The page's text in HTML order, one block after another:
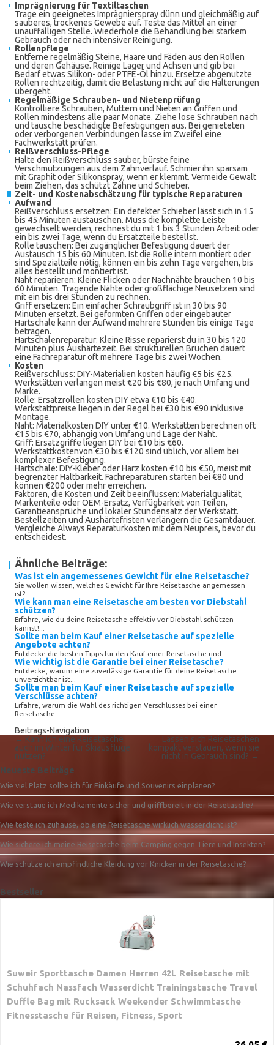
Imprägnierung für Textiltaschen
Trage ein geeignetes Imprägnierspray dünn und gleichmäßig auf
sauberes, trockenes Gewebe auf. Teste das Mittel an einer
unauffälligen Stelle. Wiederhole die Behandlung bei starkem
Gebrauch oder nach intensiver Reinigung.
Rollenpflege
Entferne regelmäßig Steine, Haare und Fäden aus den Rollen
und deren Gehäuse. Reinige Lager und Achsen und gib bei
Bedarf etwas Silikon- oder PTFE-Öl hinzu. Ersetze abgenutzte
Rollen rechtzeitig, damit die Belastung nicht auf die Halterungen
übergeht.
Regelmäßige Schrauben- und Nietenprüfung
Kontrolliere Schrauben, Muttern und Nieten an Griffen und
Rollen mindestens alle paar Monate. Ziehe lose Schrauben nach
und tausche beschädigte Befestigungen aus. Bei genieteten
oder verborgenen Verbindungen lasse im Zweifel eine
Fachwerkstatt prüfen.
Reißverschluss-Pflege
Halte den Reißverschluss sauber, bürste feine
Verschmutzungen aus dem Zahnverlauf. Schmier ihn sparsam
mit Graphit oder Silikonspray, wenn er klemmt. Vermeide Gewalt
beim Ziehen, das schützt Zähne und Schieber.
Zeit- und Kostenabschätzung für typische Reparaturen
Aufwand
Reißverschluss ersetzen: Ein defekter Schieber lässt sich in 15
bis 45 Minuten austauschen. Muss die komplette Leiste
gewechselt werden, rechnest du mit 1 bis 3 Stunden Arbeit oder
ein bis zwei Tage, wenn du Ersatzteile bestellst.
Rolle tauschen: Bei zugänglicher Befestigung dauert der
Austausch 15 bis 60 Minuten. Ist die Rolle intern montiert oder
sind Spezialteile nötig, können ein bis zehn Tage vergehen, bis
alles bestellt und montiert ist.
Naht reparieren: Kleine Flicken oder Nachnähte brauchen 10 bis
60 Minuten. Tragende Nähte oder großflächige Neusetzen sind
mit ein bis drei Stunden zu rechnen.
Griff ersetzen: Ein einfacher Schraubgriff ist in 30 bis 90
Minuten ersetzt. Bei geformten Griffen oder eingebauter
Hartschale kann der Aufwand mehrere Stunden bis einige Tage
betragen.
Hartschalenreparatur: Kleine Risse reparierst du in 30 bis 120
Minuten plus Aushärtezeit. Bei strukturellen Brüchen dauert
eine Fachreparatur oft mehrere Tage bis zwei Wochen.
Kosten
Reißverschluss: DIY-Materialien kosten häufig €5 bis €25.
Werkstätten verlangen meist €20 bis €80, je nach Umfang und
Marke.
Rolle: Ersatzrollen kosten DIY etwa €10 bis €40.
Werkstattpreise liegen in der Regel bei €30 bis €90 inklusive
Montage.
Naht: Materialkosten DIY unter €10. Werkstätten berechnen oft
€15 bis €70, abhängig von Umfang und Lage der Naht.
Griff: Ersatzgriffe liegen DIY bei €10 bis €60.
Werkstattkostenvon €30 bis €120 sind üblich, vor allem bei
komplexer Befestigung.
Hartschale: DIY-Kleber oder Harz kosten €10 bis €50, meist mit
begrenzter Haltbarkeit. Fachreparaturen starten bei €80 und
können €200 oder mehr erreichen.
Faktoren, die Kosten und Zeit beeinflussen: Materialqualität,
Markenteile oder OEM-Ersatz, Verfügbarkeit von Teilen,
Garantieansprüche und lokaler Stundensatz der Werkstatt.
Bestellzeiten und Aushärtefristen verlängern die Gesamtdauer.
Vergleiche Always Reparaturkosten mit dem Neupreis, bevor du
entscheidest.
Ähnliche Beiträge:
Was ist ein angemessenes Gewicht für eine Reisetasche?
Sie wollen wissen, welches Gewicht für Ihre Reisetasche angemessen
ist?...
Wie kann man eine Reisetasche am besten vor Diebstahl
schützen?
Erfahre, wie du deine Reisetasche effektiv vor Diebstahl schützen
kannst!...
Sollte man beim Kauf einer Reisetasche auf spezielle
Angebote achten?
Entdecke die besten Tipps für den Kauf einer Reisetasche und...
Wie wichtig ist die Garantie bei einer Reisetasche?
Entdecke, warum eine zuverlässige Garantie für deine Reisetasche
unverzichtbar ist...
Sollte man beim Kauf einer Reisetasche auf spezielle
Verschlüsse achten?
Erfahre, warum die Wahl des richtigen Verschlusses bei einer
Reisetasche...
Beitrags-Navigation
← Kann ich eine Reisetasche
auch im Winter für Skiausflüge
nutzen?
Lassen sich Reisetaschen
kompakt verstauen, wenn sie
nicht in Gebrauch sind? →
Neueste Beiträge
Wie viel Platz sollte ich für Einkäufe und Souvenirs einplanen?
Wie verstaue ich Medikamente sicher und griffbereit in der Reisetasche?
Wie teste ich zuhause, ob eine Reisetasche wirklich wasserdicht ist?
Wie sichere ich meine Reisetasche beim Camping gegen Tiere und Insekten?
Wie schütze ich empfindliche Kleidung vor Knicken in der Reisetasche?
Bestseller
Suweir Sporttasche Damen Herren 42L Reisetasche mit
Schuhfach Nassfach Wasserdicht Trainingstasche Travel
Duffle Bag mit Rucksack Weekender Schwimmtasche
Fitnesstasche für Reisen, Fitness, Sport